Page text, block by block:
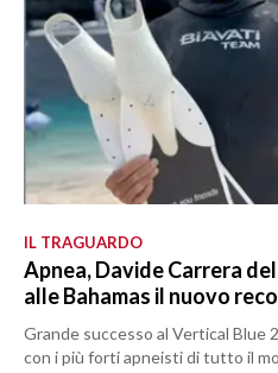
IL TRAGUARDO
Apnea, Davide Carrera
alle Bahamas il nuovo
Grande successo al Vertical Blue
con i più forti apneisti di tutto il